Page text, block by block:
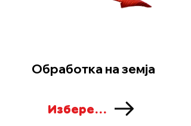
Обработка на земја
Изберете